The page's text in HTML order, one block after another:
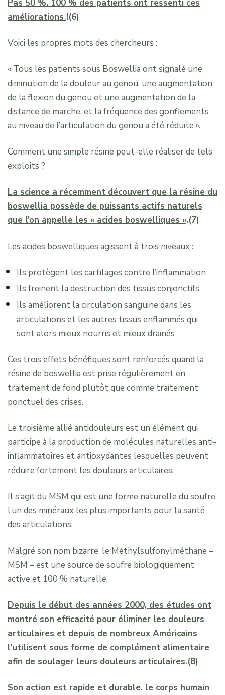
Pas 50 %. 100 % des patients ont ressenti ces
améliorations !(6)
Voici les propres mots des chercheurs :
« Tous les patients sous Boswellia ont signalé une
diminution de la douleur au genou, une augmentation
de la flexion du genou et une augmentation de la
distance de marche, et la fréquence des gonflements
au niveau de l’articulation du genou a été réduite ».
Comment une simple résine peut-elle réaliser de tels
exploits ?
La science a récemment découvert que la résine du
boswellia possède de puissants actifs naturels
que l’on appelle les « acides boswelliques ».(7)
Les acides boswelliques agissent à trois niveaux :
Ils protègent les cartilages contre l’inflammation
Ils freinent la destruction des tissus conjonctifs
Ils améliorent la circulation sanguine dans les
articulations et les autres tissus enflammés qui
sont alors mieux nourris et mieux drainés
Ces trois effets bénéfiques sont renforcés quand la
résine de boswellia est prise régulièrement en
traitement de fond plutôt que comme traitement
ponctuel des crises.
Le troisième allié antidouleurs est un élément qui
participe à la production de molécules naturelles anti-
inflammatoires et antioxydantes lesquelles peuvent
réduire fortement les douleurs articulaires.
Il s’agit du MSM qui est une forme naturelle du soufre,
l’un des minéraux les plus importants pour la santé
des articulations.
Malgré son nom bizarre, le Méthylsulfonylméthane –
MSM – est une source de soufre biologiquement
active et 100 % naturelle.
Depuis le début des années 2000, des études ont
montré son efficacité pour éliminer les douleurs
articulaires et depuis de nombreux Américains
l’utilisent sous forme de complément alimentaire
afin de soulager leurs douleurs articulaires.(8)
Son action est rapide et durable, le corps humain